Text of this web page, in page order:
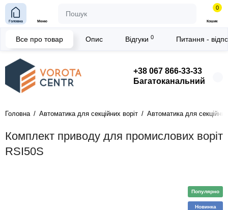
+38 067 866-33-33
Багатоканальний
Головна Меню
0
Кошик
Головна Автоматика для секційних воріт Автоматика для
Комплект приводу для промислових воріт
RSI50S
Все про товар Опис Відгуки 0 Питання -
Популярно
Новинка